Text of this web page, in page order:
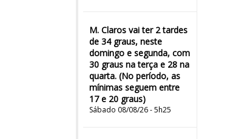
M. Claros vai ter 2 tardes
de 34 graus, neste
domingo e segunda, com
30 graus na terça e 28 na
quarta. (No período, as
mínimas seguem entre
17 e 20 graus)
Sábado 08/08/26 - 5h25